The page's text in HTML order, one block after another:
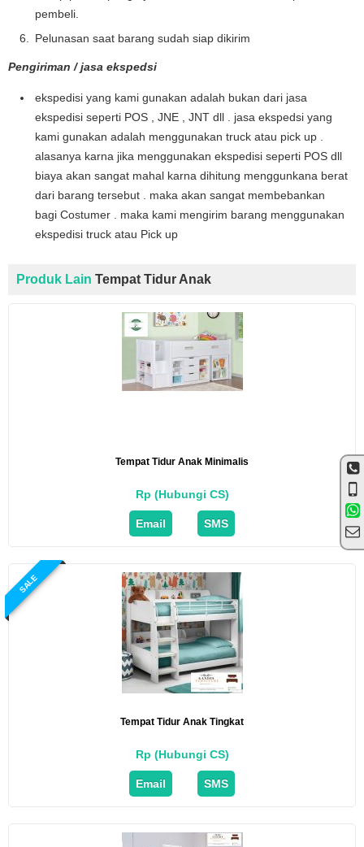
pembeli.
Pelunasan saat barang sudah siap dikirim
Pengiriman / jasa ekspedsi
ekspedisi yang kami gunakan adalah bukan dari jasa
ekspedisi seperti POS , JNE , JNT dll . jasa ekspedsi yang
kami gunakan adalah menggunakan truck atau pick up .
alasanya karna jika menggunakan ekspedisi seperti POS dll
biaya akan sangat mahal karna dihitung menggunkana berat
dari barang tersebut . maka akan sangat membebankan
bagi Costumer . maka kami mengirim barang menggunakan
ekspedisi truck atau Pick up
Produk Lain Tempat Tidur Anak
Tempat Tidur Anak Minimalis
Rp (Hubungi CS)
Email SMS
SALE
Tempat Tidur Anak Tingkat
Rp (Hubungi CS)
Email SMS